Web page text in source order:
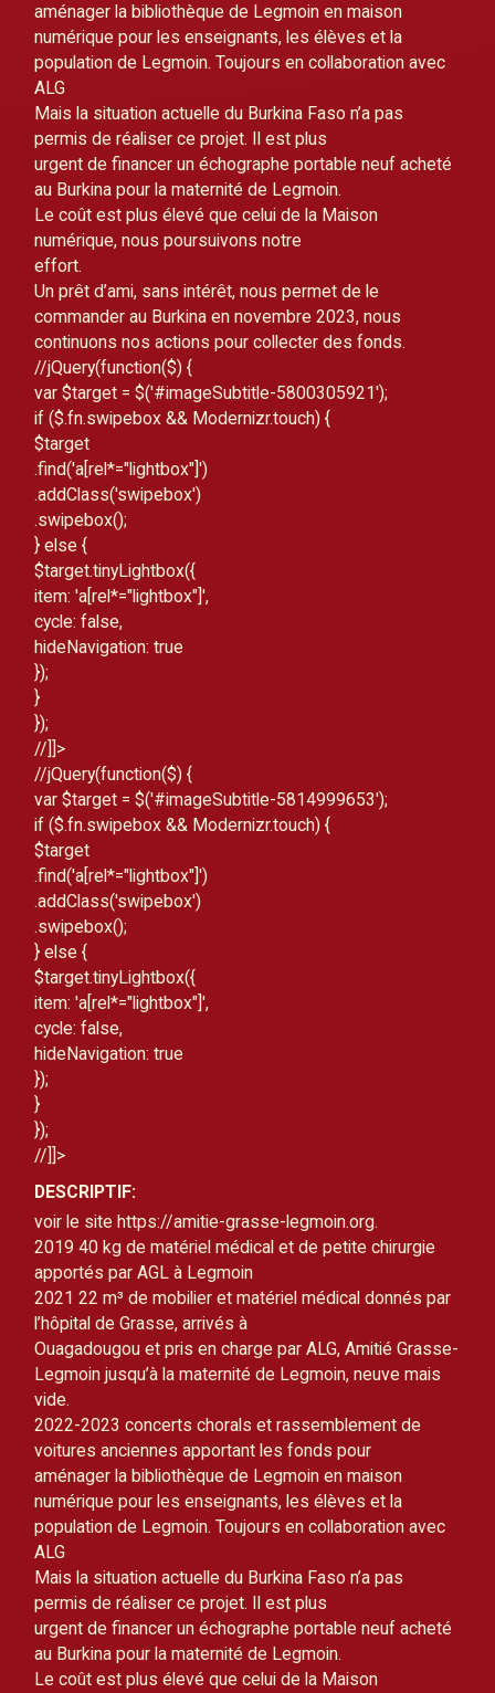
aménager la bibliothèque de Legmoin en maison
numérique pour les enseignants, les élèves et la
population de Legmoin. Toujours en collaboration avec
ALG
Mais la situation actuelle du Burkina Faso n’a pas
permis de réaliser ce projet. Il est plus
urgent de financer un échographe portable neuf acheté
au Burkina pour la maternité de Legmoin.
Le coût est plus élevé que celui de la Maison
numérique, nous poursuivons notre
effort.
Un prêt d’ami, sans intérêt, nous permet de le
commander au Burkina en novembre 2023, nous
continuons nos actions pour collecter des fonds.
//jQuery(function($) {
var $target = $('#imageSubtitle-5800305921');
if ($.fn.swipebox && Modernizr.touch) {
$target
.find('a[rel*="lightbox"]')
.addClass('swipebox')
.swipebox();
} else {
$target.tinyLightbox({
item: 'a[rel*="lightbox"]',
cycle: false,
hideNavigation: true
});
}
});
//]]>
//jQuery(function($) {
var $target = $('#imageSubtitle-5814999653');
if ($.fn.swipebox && Modernizr.touch) {
$target
.find('a[rel*="lightbox"]')
.addClass('swipebox')
.swipebox();
} else {
$target.tinyLightbox({
item: 'a[rel*="lightbox"]',
cycle: false,
hideNavigation: true
});
}
});
//]]>
DESCRIPTIF:
voir le site https://amitie-grasse-legmoin.org.
2019 40 kg de matériel médical et de petite chirurgie
apportés par AGL à Legmoin
2021 22 m³ de mobilier et matériel médical donnés par
l’hôpital de Grasse, arrivés à
Ouagadougou et pris en charge par ALG, Amitié Grasse-
Legmoin jusqu’à la maternité de Legmoin, neuve mais
vide.
2022-2023 concerts chorals et rassemblement de
voitures anciennes apportant les fonds pour
aménager la bibliothèque de Legmoin en maison
numérique pour les enseignants, les élèves et la
population de Legmoin. Toujours en collaboration avec
ALG
Mais la situation actuelle du Burkina Faso n’a pas
permis de réaliser ce projet. Il est plus
urgent de financer un échographe portable neuf acheté
au Burkina pour la maternité de Legmoin.
Le coût est plus élevé que celui de la Maison